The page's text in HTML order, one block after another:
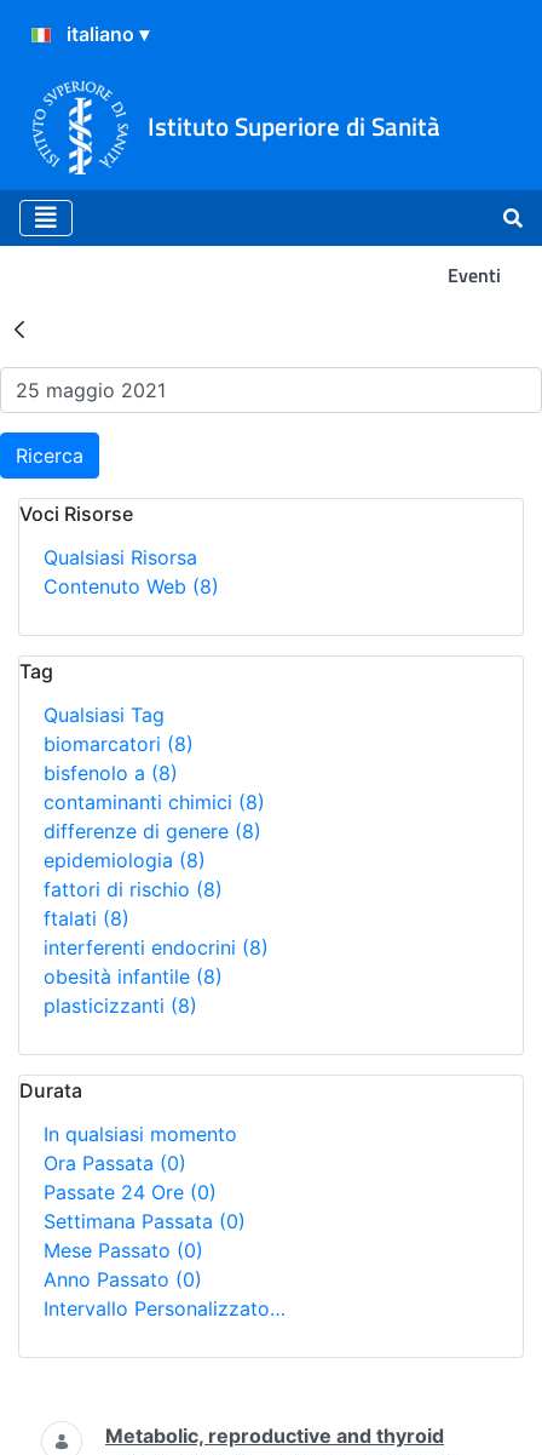
Istituto Superiore di Sanità
Eventi
Risultati della Ricerca -
Ricerca
Voci Risorse
Qualsiasi Risorsa
Contenuto Web (8)
Tag
Qualsiasi Tag
biomarcatori (8)
bisfenolo a (8)
contaminanti chimici (8)
differenze di genere (8)
epidemiologia (8)
fattori di rischio (8)
ftalati (8)
interferenti endocrini (8)
obesità infantile (8)
plasticizzanti (8)
Durata
In qualsiasi momento
Ora Passata (0)
Passate 24 Ore (0)
Settimana Passata (0)
Mese Passato (0)
Anno Passato (0)
Intervallo Personalizzato…
Ricerca
Metabolic, reproductive and thyroid